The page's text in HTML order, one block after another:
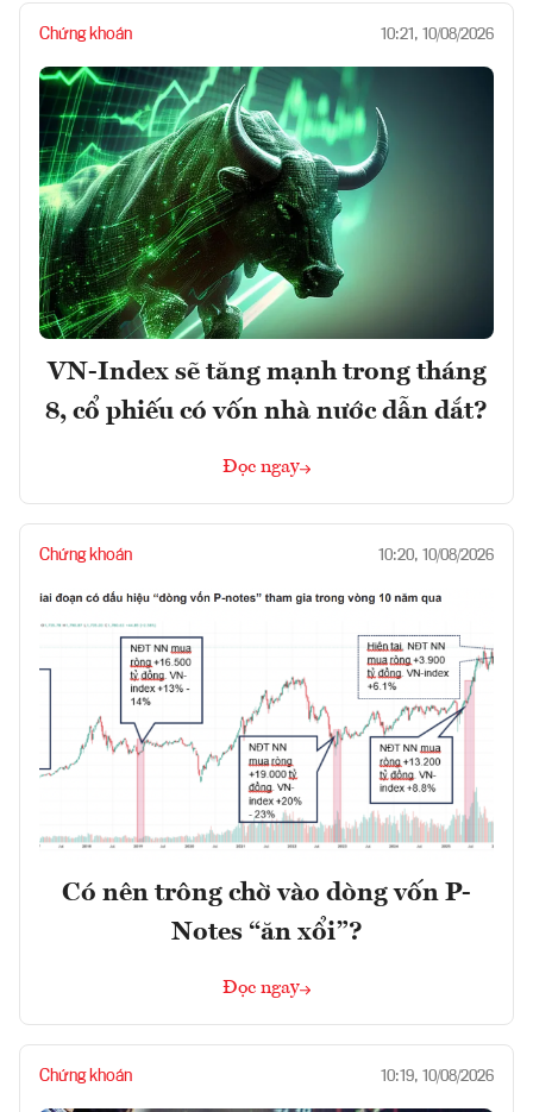
Chứng khoán 10:21, 10/08/2026
VN-Index sẽ tăng mạnh trong tháng
8, cổ phiếu có vốn nhà nước dẫn dắt?
Đọc ngay
Chứng khoán 10:20, 10/08/2026
Có nên trông chờ vào dòng vốn P-
Notes “ăn xổi”?
Đọc ngay
Chứng khoán 10:19, 10/08/2026